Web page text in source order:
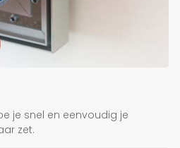
je snel en eenvoudig je
zet.